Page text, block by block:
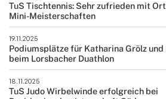
TuS Tischtennis: Sehr zufrieden mit
Mini-Meisterschaften
19.11.2025
Podiumsplätze für Katharina Grölz
beim Lorsbacher Duathlon
18.11.2025
TuS Judo Wirbelwinde erfolgreich bei